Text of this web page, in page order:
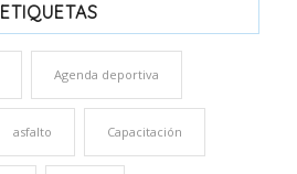
ETIQUETAS
Agenda deportiva
asfalto Capacitación